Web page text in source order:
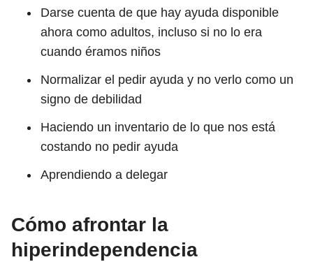
Darse cuenta de que hay ayuda disponible
ahora como adultos, incluso si no lo era
cuando éramos niños
Normalizar el pedir ayuda y no verlo como un
signo de debilidad
Haciendo un inventario de lo que nos está
costando no pedir ayuda
Aprendiendo a delegar
Cómo afrontar la
hiperindependencia